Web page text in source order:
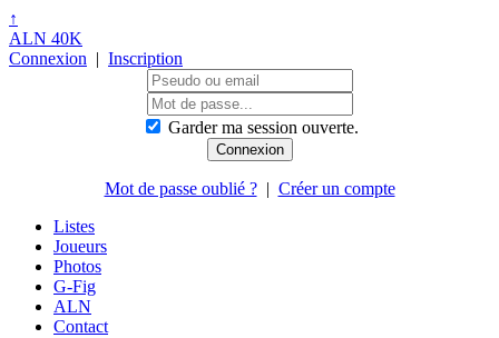
↑
ALN 40K
Connexion | Inscription
Garder ma session ouverte.
Mot de passe oublié ?| Créer un compte
Listes
Joueurs
Photos
G-Fig
ALN
Contact